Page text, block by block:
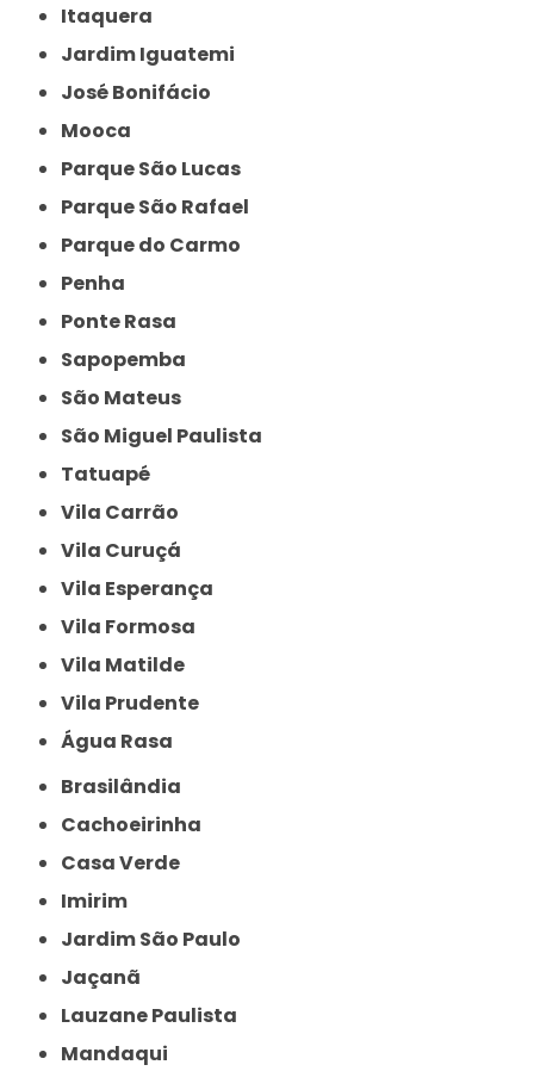
Itaquera
Jardim Iguatemi
José Bonifácio
Mooca
Parque São Lucas
Parque São Rafael
Parque do Carmo
Penha
Ponte Rasa
Sapopemba
São Mateus
São Miguel Paulista
Tatuapé
Vila Carrão
Vila Curuçá
Vila Esperança
Vila Formosa
Vila Matilde
Vila Prudente
Água Rasa
Brasilândia
Cachoeirinha
Casa Verde
Imirim
Jardim São Paulo
Jaçanã
Lauzane Paulista
Mandaqui